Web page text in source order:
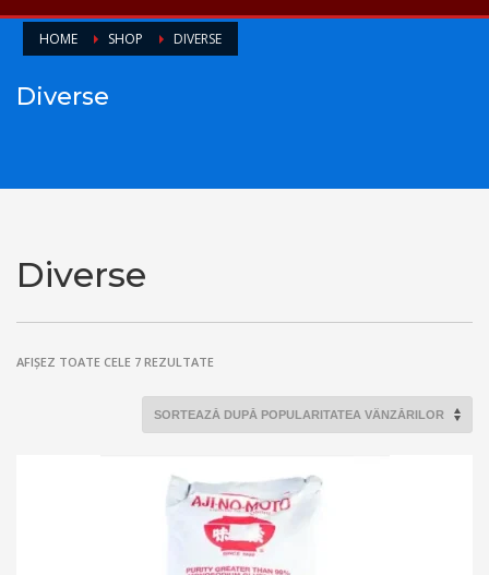
HOME SHOP DIVERSE
Diverse
Diverse
AFIȘEZ TOATE CELE 7 REZULTATESORTAT
POPULARITATE